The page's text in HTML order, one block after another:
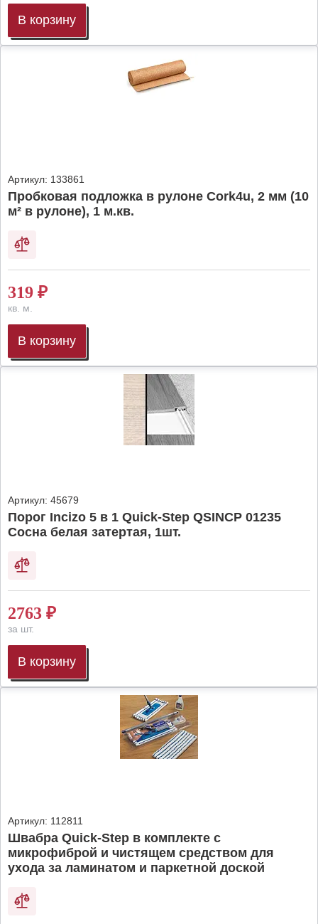
В корзину
Артикул: 133861
Пробковая подложка в рулоне Cork4u, 2 мм (10
м² в рулоне), 1 м.кв.
319 ₽
кв. м.
В корзину
Артикул: 45679
Порог Incizo 5 в 1 Quick-Step QSINCP 01235
Сосна белая затертая, 1шт.
2763 ₽
за шт.
В корзину
Артикул: 112811
Швабра Quick-Step в комплекте с
микрофиброй и чистящем средством для
ухода за ламинатом и паркетной доской